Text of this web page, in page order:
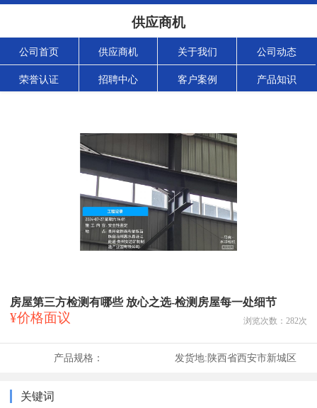
供应商机
公司首页 供应商机 关于我们 公司动态
荣誉认证 招聘中心 客户案例 产品知识
房屋第三方检测有哪些 放心之选-检测房屋每一处细节
¥价格面议 浏览次数： 282次
产品规格： 发货地:陕西省西安市新城区
关键词